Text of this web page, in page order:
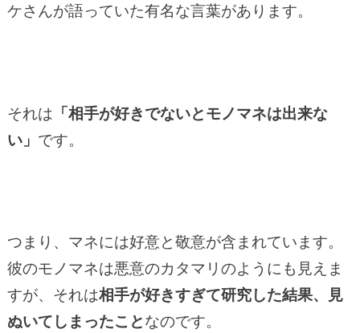
ケさんが語っていた有名な言葉があります。
それは 「相手が好きでないとモノマネは出来な
い」 です。
つまり、マネには好意と敬意が含まれています。
彼のモノマネは悪意のカタマリのようにも見えま
すが、それは相手が好きすぎて研究した結果、見
ぬいてしまったことなのです。